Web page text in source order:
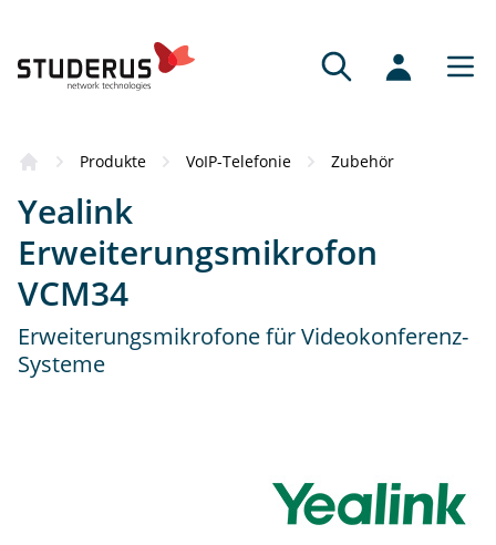
Produkte VoIP-Telefonie Zubehör
Yealink
Erweiterungsmikrofon
VCM34
Erweiterungsmikrofone für Videokonferenz-
Systeme